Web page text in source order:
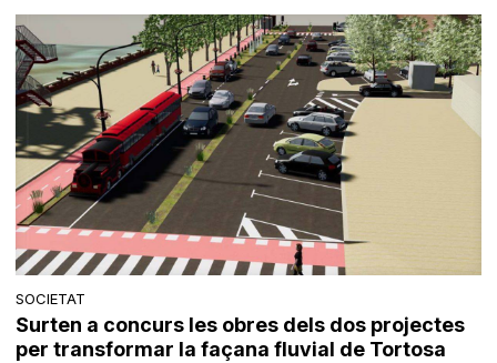
SOCIETAT
Surten a concurs les obres dels dos projectes
per transformar la façana fluvial de Tortosa